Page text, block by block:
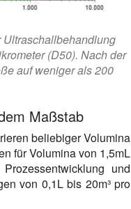
Ultraschallbehandlung
(D50). Nach der
auf weniger als 200
Maßstab
beliebiger Volumina
für Volumina von 1,5mL
und
von 0,1L bis 20m³ pro